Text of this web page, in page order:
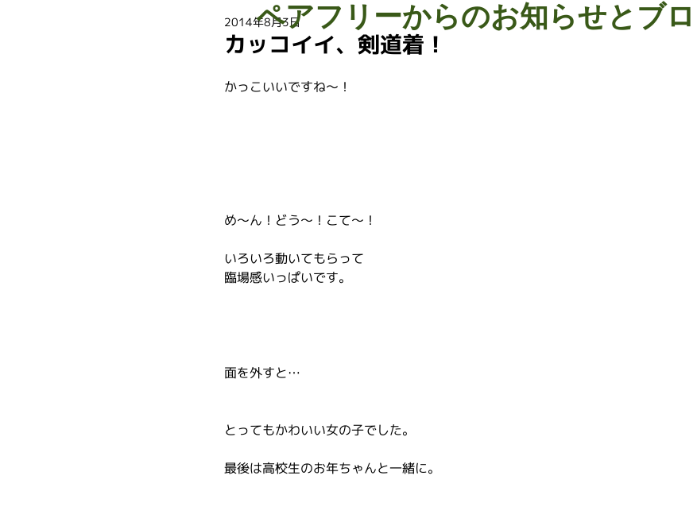
カッコイイ、剣道着！
2014年8月3日
かっこいいですね～！
め～ん！どう～！こて～！
いろいろ動いてもらって
臨場感いっぱいです。
面を外すと…
とってもかわいい女の子でした。
最後は高校生のお年ちゃんと一緒に。
ペアフリーからのお知らせとブロ